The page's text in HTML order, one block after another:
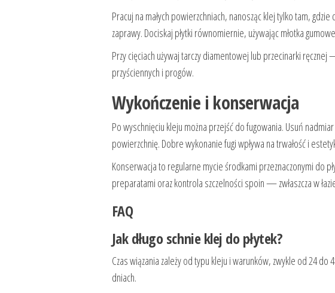
Pracuj na małych powierzchniach, nanosząc klej tylko tam, gdzie
zaprawy. Dociskaj płytki równomiernie, używając młotka
Przy cięciach używaj tarczy diamentowej lub przecinarki
przyściennych i progów.
Wykończenie i konserwacja
Po wyschnięciu kleju można przejść do fugowania. Usuń
powierzchnię. Dobre wykonanie fugi wpływa na trwałość i
Konserwacja to regularne mycie środkami przeznaczonymi do
preparatami oraz kontrola szczelności spoin — zwłaszcza w
FAQ
Jak długo schnie klej do płytek?
Czas wiązania zależy od typu kleju i warunków, zwykle od 24
dniach.